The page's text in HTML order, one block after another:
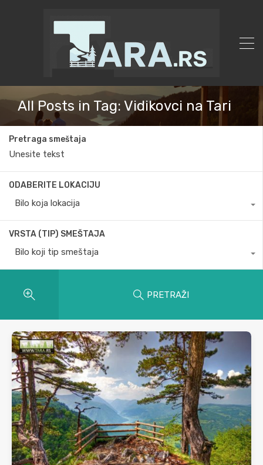
All Posts in Tag: Vidikovci na Tari
Pretraga smeštaja
ODABERITE LOKACIJU
Bilo koja lokacija
VRSTA (TIP) SMEŠTAJA
Bilo koji tip smeštaja
PRETRAŽI